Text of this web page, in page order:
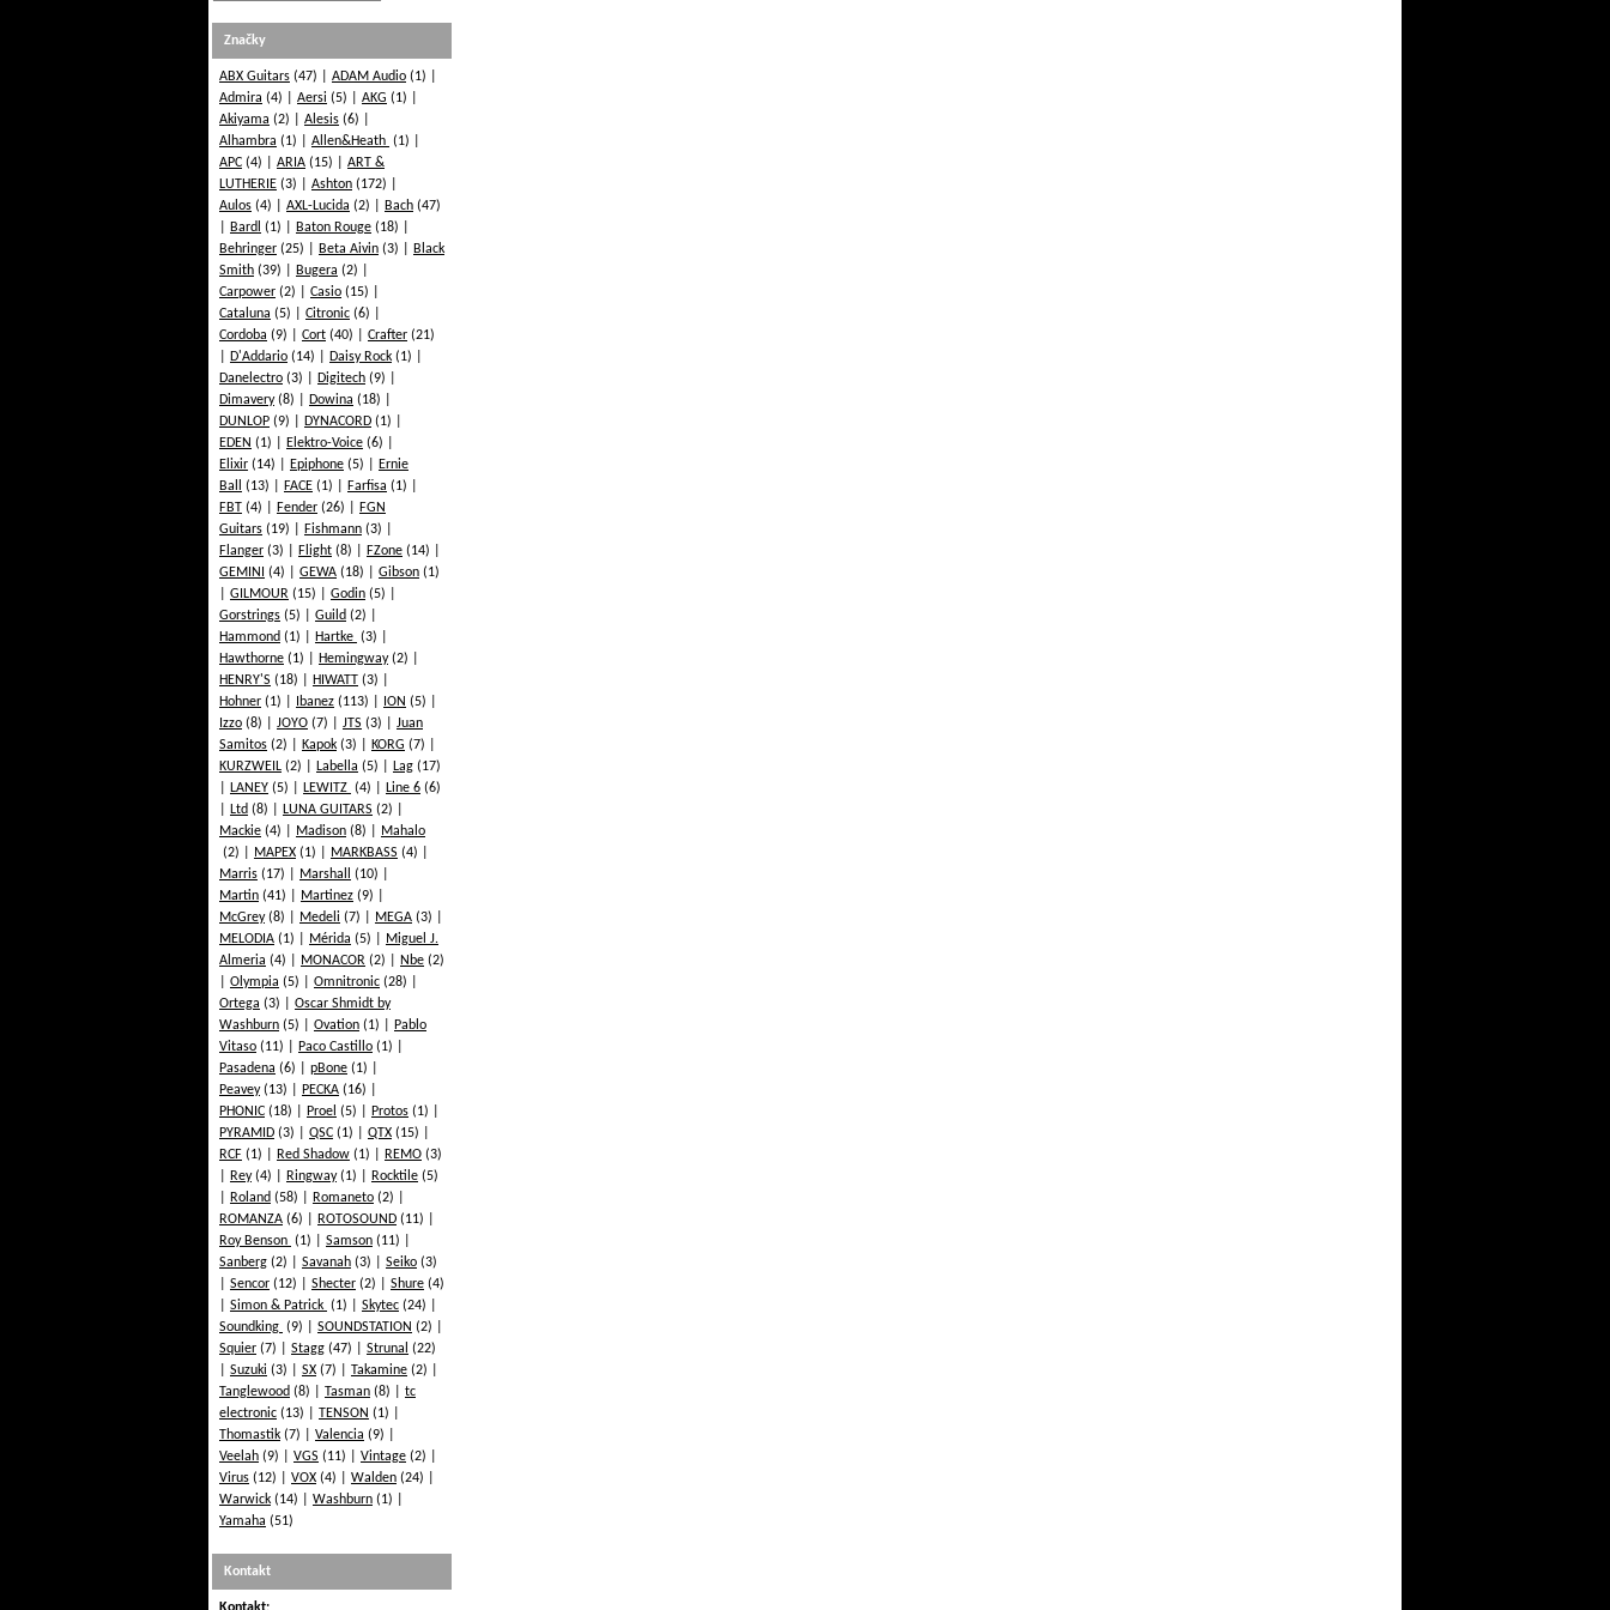
Značky
ABX Guitars (47) ADAM Audio (1)
Admira (4) Aersi (5) AKG (1)
Akiyama (2) Alesis (6)
Alhambra (1) Allen&Heath (1)
APC (4) ARIA (15)
ART &
LUTHERIE (3) Ashton (172)
Aulos (4) AXL-Lucida (2) Bach (47)
Bardl (1) Baton Rouge (18)
Behringer (25) Beta Aivin (3)
Black
Smith (39) Bugera (2)
Carpower (2) Casio (15)
Cataluna (5) Citronic (6)
Cordoba (9) Cort (40) Crafter (21)
D'Addario (14) Daisy Rock (1)
Danelectro (3) Digitech (9)
Dimavery(8) Dowina (18)
DUNLOP (9) DYNACORD (1)
EDEN (1) Elektro-Voice (6)
Elixir (14) Epiphone (5)
Ernie
Ball
(13) FACE (1) Farfisa (1)
FBT (4) Fender (26)
FGN
Guitars (19) Fishmann (3)
Flanger (3) Flight (8) FZone (14)
GEMINI
(4) GEWA (18) Gibson (1)
GILMOUR (15) Godin (5)
Gorstrings (5) Guild (2)
Hammond (1) Hartke (3)
Hawthorne (1) Hemingway(2)
HENRY'S (18) HIWATT (3)
Hohner (1) Ibanez (113) ION (5)
Izzo (8) JOYO (7) JTS (3)
Juan
Samitos (2) Kapok (3) KORG (7)
KURZWEIL (2) Labella (5) Lag (17)
LANEY (5) LEWITZ (4) Line 6 (6)
Ltd (8) LUNA GUITARS (2)
Mackie (4) Madison (8)
Mahalo
(2)
MAPEX (1) MARKBASS (4)
Marris (17) Marshall
(10)
Martin (41) Martinez (9)
McGrey(8) Medeli (7) MEGA (3)
MELODIA (1) Mérida (5)
Miguel J.
Almeria (4) MONACOR (2) Nbe (2)
Olympia (5) Omnitronic (28)
Ortega (3)
Oscar Shmidt by
Washburn (5) Ovation (1)
Pablo
Vitaso (11) Paco Castillo (1)
Pasadena (6) pBone (1)
Peavey(13) PECKA (16)
PHONIC (18) Proel (5) Protos (1)
PYRAMID (3) QSC (1) QTX (15)
RCF (1) Red Shadow (1) REMO (3)
Rey(4) Ringway(1) Rocktile (5)
Roland (58) Romaneto (2)
ROMANZA (6) ROTOSOUND (11)
Roy Benson (1) Samson (11)
Sanberg (2) Savanah (3) Seiko (3)
Sencor (12) Shecter (2) Shure (4)
Simon & Patrick (1) Skytec (24)
Soundking (9) SOUNDSTATION (2)
Squier (7) Stagg (47) Strunal (22)
Suzuki (3) SX (7) Takamine (2)
Tanglewood (8) Tasman (8)
tc
electronic (13) TENSON (1)
Thomastik (7) Valencia (9)
Veelah (9) VGS (11) Vintage (2)
Virus (12) VOX (4) Walden (24)
Warwick (14) Washburn (1)
Yamaha (51)
Kontakt